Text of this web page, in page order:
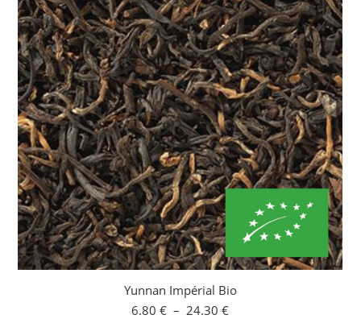
Yunnan Impérial Bio
6.80 € – 24.30 €Plage